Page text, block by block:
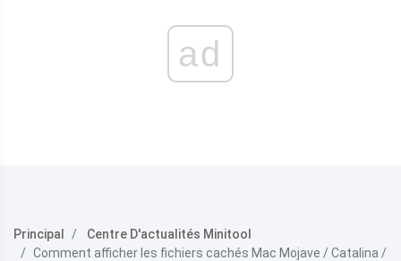
ad
Principal
Centre D'actualités Minitool
Comment afficher les fichiers cachés Mac Mojave / Catalina /